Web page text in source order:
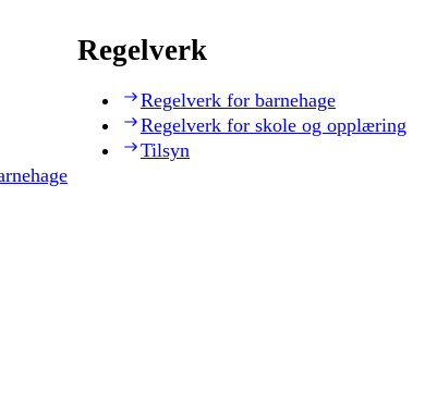
Regelverk
Regelverk for barnehage
Regelverk for skole og opplæring
Tilsyn